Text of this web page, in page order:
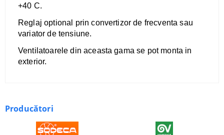
+40 C.
Reglaj optional prin convertizor de frecventa sau
variator de tensiune.
Ventilatoarele din aceasta gama se pot monta in
exterior.
Producători